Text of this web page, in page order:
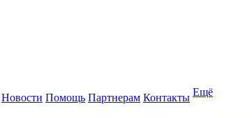
Новости Помощь Партнерам Контакты Ещё